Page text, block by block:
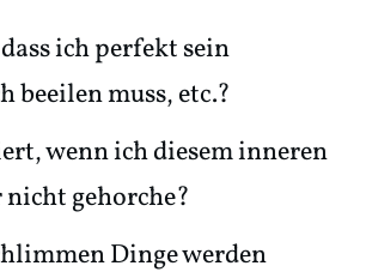
ich perfekt sein
beeilen muss, etc.?
wenn ich diesem inneren
gehorche?
Dinge werden